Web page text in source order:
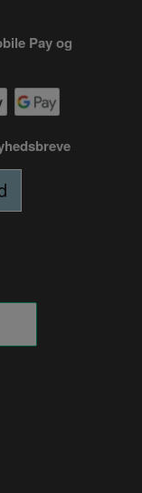
Pay og